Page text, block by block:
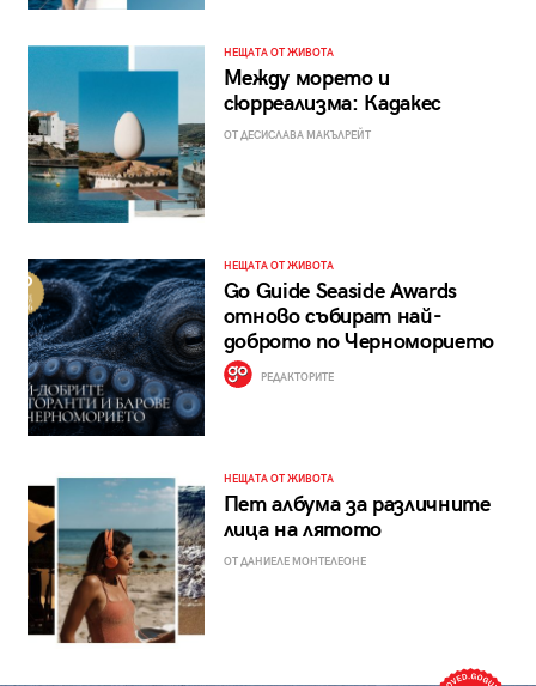
НЕЩАТА ОТ ЖИВОТА
Между морето и
сюрреализма: Кадакес
ОТ ДЕСИСЛАВА МАКЪЛРЕЙТ
НЕЩАТА ОТ ЖИВОТА
Go Guide Seaside Awards
отново събират най-
доброто по Черноморието
РЕДАКТОРИТЕ
НЕЩАТА ОТ ЖИВОТА
Пет албума за различните
лица на лятото
ОТ ДАНИЕЛЕ МОНТЕЛЕОНЕ